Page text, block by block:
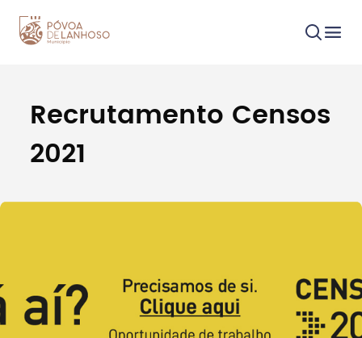
Procurar
Recrutamento Censos
2021